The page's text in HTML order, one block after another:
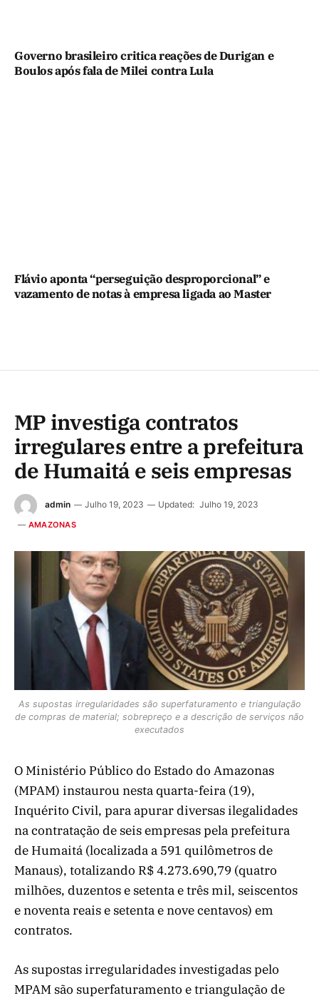
Governo brasileiro critica reações de Durigan e
Boulos após fala de Milei contra Lula
Flávio aponta “perseguição desproporcional” e
vazamento de notas à empresa ligada ao Master
MP investiga contratos
irregulares entre a prefeitura
de Humaitá e seis empresas
admin Julho 19, 2023 Updated: Julho 19, 2023
AMAZONAS
As supostas irregularidades são superfaturamento e triangulação
de compras de material; sobrepreço e a descrição de serviços não
executados
O Ministério Público do Estado do Amazonas
(MPAM) instaurou nesta quarta-feira (19),
Inquérito Civil, para apurar diversas ilegalidades
na contratação de seis empresas pela prefeitura
de Humaitá (localizada a 591 quilômetros de
Manaus), totalizando R$ 4.273.690,79 (quatro
milhões, duzentos e setenta e três mil, seiscentos
e noventa reais e setenta e nove centavos) em
contratos.
As supostas irregularidades investigadas pelo
MPAM são superfaturamento e triangulação de